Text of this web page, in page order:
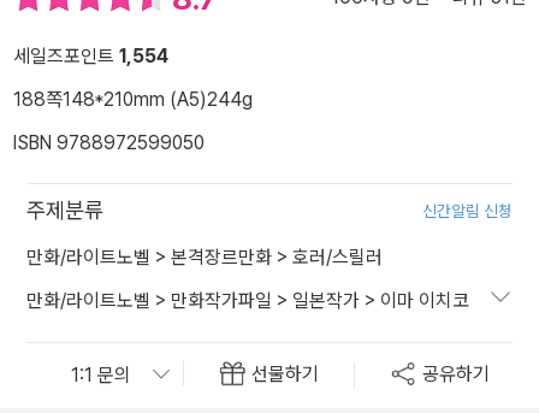
세일즈포인트 1,554
188쪽148*210mm (A5)244g
ISBN 9788972599050
주제분류 신간알림 신청
만화/라이트노벨 > 본격장르만화 > 호러/스릴러
만화/라이트노벨 > 만화작가파일 > 일본작가 > 이마 이치코
선물하기 공유하기